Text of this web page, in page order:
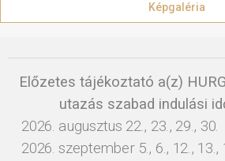
Képgaléria
Előzetes tájékoztató a(z)
utazás szabad indulási
2026. augusztus 22., 23., 29., 30.
2026. szeptember 5., 6., 12., 13.,